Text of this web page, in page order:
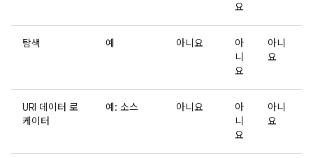
요
탐색 예 아니요
아
니
요
아니
요
URI 데이터 로
케이터
예: 소스 아니요
아
니
요
아니
요